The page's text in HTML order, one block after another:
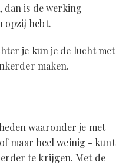
dan is de werking
opzij hebt.
je kun je de lucht met
maken.
waaronder je met
maar heel weinig - kunt
te krijgen. Met de